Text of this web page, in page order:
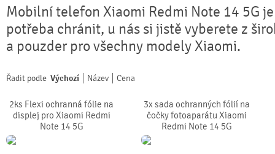
Mobilní telefon Xiaomi Redmi Note 14 5G
potřeba chránit, u nás si jistě vyberete z
a pouzder pro všechny modely Xiaomi.
Řadit podle Výchozí Název Cena
2ks Flexi ochranná fólie na
displej pro Xiaomi Redmi
Note 14 5G
3x sada ochranných fólií na
čočky fotoaparátu Xiaomi
Redmi Note 14 5G